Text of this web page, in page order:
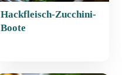
Hackfleisch-Zucchini-
Boote